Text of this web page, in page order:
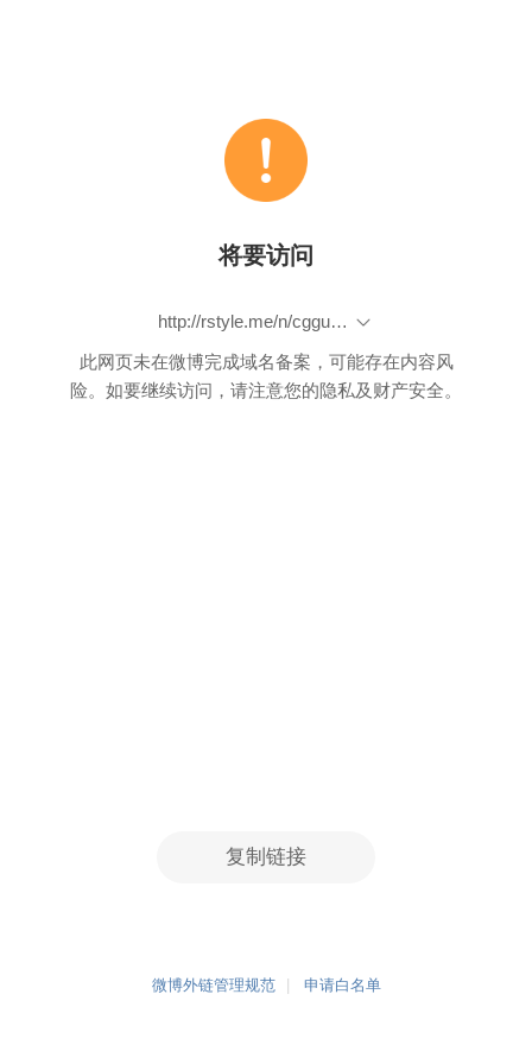
将要访问
http://rstyle.me/n/cgguchbdpk7
此网页未在微博完成域名备案，可能存在内容风
险。如要继续访问，请注意您的隐私及财产安全。
复制链接
微博外链管理规范 申请白名单